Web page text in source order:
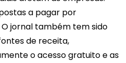
a pagar por
jornal também tem sido
de receita,
o acesso gratuito e as